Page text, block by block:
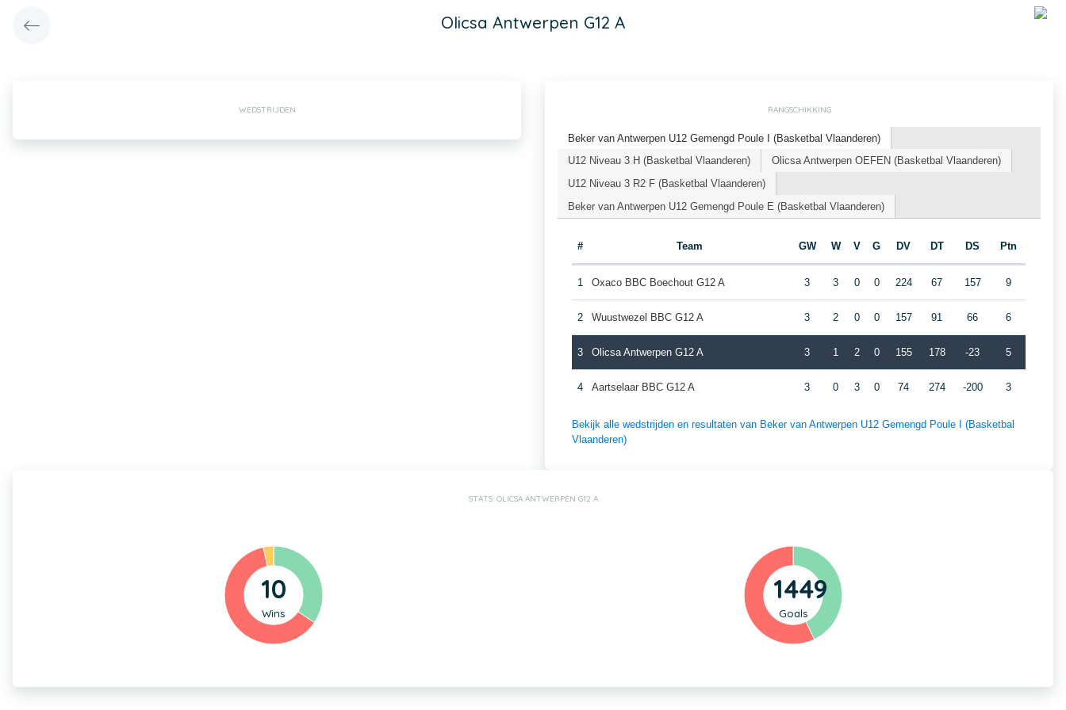
Olicsa Antwerpen G12 A
WEDSTRIJDEN RANGSCHIKKING
Beker van Antwerpen U12 Gemengd Poule I (Basketbal Vlaanderen)
U12 Niveau 3 H (Basketbal Vlaanderen)
Olicsa Antwerpen OEFEN (Basketbal Vlaanderen)
U12 Niveau 3 R2 F (Basketbal Vlaanderen)
Beker van Antwerpen U12 Gemengd Poule E (Basketbal Vlaanderen)
# Team GW W V G DV DT DS Ptn
1 Oxaco BBC Boechout G12 A 3 3 0 0 224 67 157 9
2 Wuustwezel BBC G12 A 3 2 0 0 157 91 66 6
3 Olicsa Antwerpen G12 A 3 1 2 0 155 178 -23 5
4 Aartselaar BBC G12 A 3 0 3 0 74 274 -200 3
Bekijk alle wedstrijden en resultaten van Beker van Antwerpen U12 Gemengd Poule I (Basketbal
Vlaanderen)
STATS: OLICSA ANTWERPEN G12 A
10
Wins
1449
Goals